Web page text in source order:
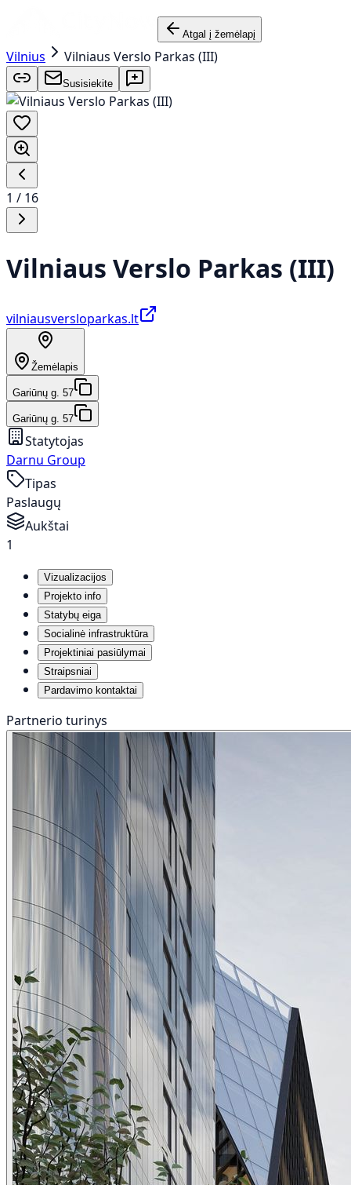
Atgal į žemėlapį
Vilnius Vilniaus Verslo Parkas (III)
Susisiekite
1 / 16
Vilniaus Verslo Parkas (III)
vilniausversloparkas.lt
Žemėlapis
Gariūnų g. 57
Gariūnų g. 57
Statytojas
Darnu Group
Tipas
Paslaugų
Aukštai
1
Vizualizacijos
Projekto info
Statybų eiga
Socialinė infrastruktūra
Projektiniai pasiūlymai
Straipsniai
Pardavimo kontaktai
Partnerio turinys